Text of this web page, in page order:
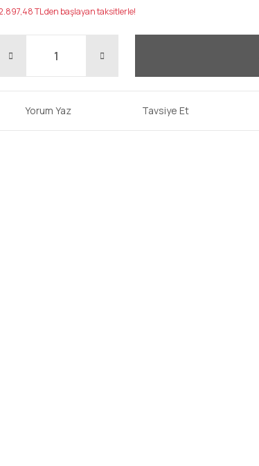
TL den başlayan taksitlerle!
Yorum Yaz Tavsiye Et